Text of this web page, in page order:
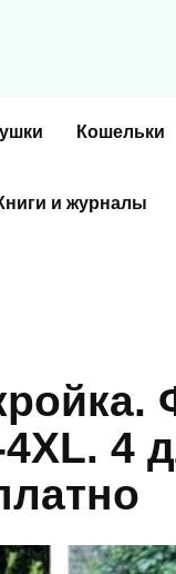
Кошельки
и журналы
4XL. 4